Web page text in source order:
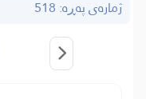
ژمارەی پەڕە: 518